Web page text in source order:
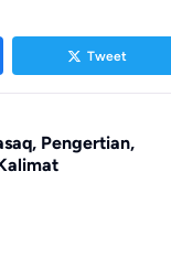
Tweet
Pengertian,